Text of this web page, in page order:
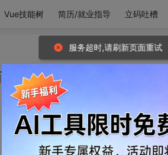
Vue技能树 简历/就业指导 立码吐槽
你的声音
服务超时,请刷新页面重试